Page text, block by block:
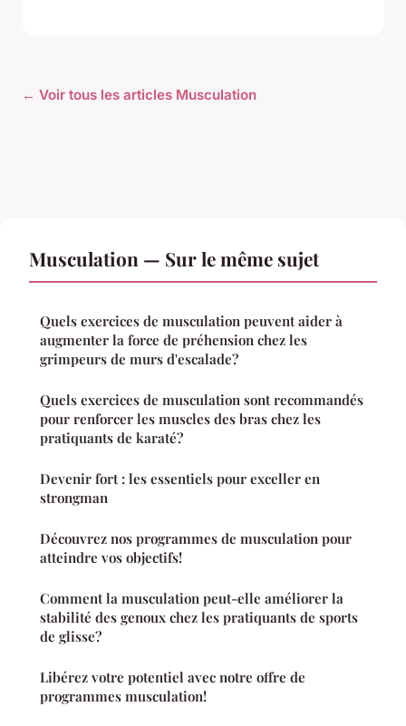
← Voir tous les articles Musculation
Musculation — Sur le même sujet
Quels exercices de musculation peuvent aider à
augmenter la force de préhension chez les
grimpeurs de murs d'escalade?
Quels exercices de musculation sont recommandés
pour renforcer les muscles des bras chez les
pratiquants de karaté?
Devenir fort : les essentiels pour exceller en
strongman
Découvrez nos programmes de musculation pour
atteindre vos objectifs!
Comment la musculation peut-elle améliorer la
stabilité des genoux chez les pratiquants de sports
de glisse?
Libérez votre potentiel avec notre offre de
programmes musculation!